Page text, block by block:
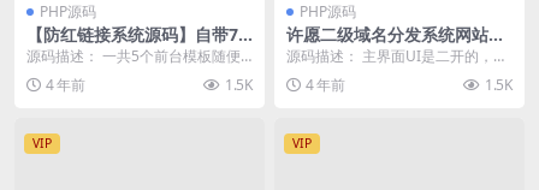
PHP源码
【防红链接系统源码】自带7
个接口的冰狱防红系统 支持直
连和跳转防红
源码描述： 一共5个前台模板随便
换。 支持对接易支付和码支付!!自
己申请接口即可...
4 年前 1.5K
PHP源码
许愿二级域名分发系统网站源
码美化版
源码描述： 主界面UI是二开的，上
搭建教程，首先php要大于7.1，还
要设置伪静...
4 年前 1.5K
VIP VIP